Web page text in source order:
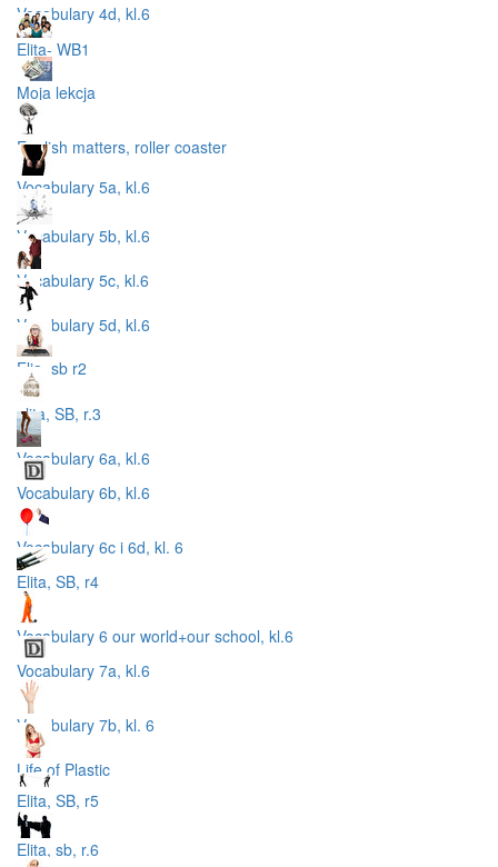
Vocabulary 4d, kl.6
Elita- WB1
Moja lekcja
English matters, roller coaster
Vocabulary 5a, kl.6
Vocabulary 5b, kl.6
Vocabulary 5c, kl.6
Vocabulary 5d, kl.6
Elia, sb r2
elita, SB, r.3
Vocabulary 6a, kl.6
Vocabulary 6b, kl.6
Vocabulary 6c i 6d, kl. 6
Elita, SB, r4
Vocabulary 6 our world+our school, kl.6
Vocabulary 7a, kl.6
Vocabulary 7b, kl. 6
Life of Plastic
Elita, SB, r5
Elita, sb, r.6